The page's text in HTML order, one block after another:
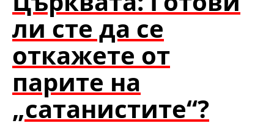
ли сте да се
откажете от
парите на
„сатанистите“?